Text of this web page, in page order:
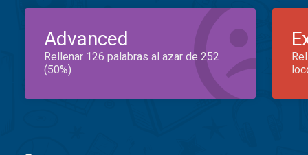
Advanced
Rellenar 126 palabras al azar de 252
(50%)